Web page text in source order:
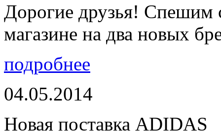
Дорогие друзья! Спешим
магазине на два новых
подробнее
04.05.2014
Новая поставка ADIDAS